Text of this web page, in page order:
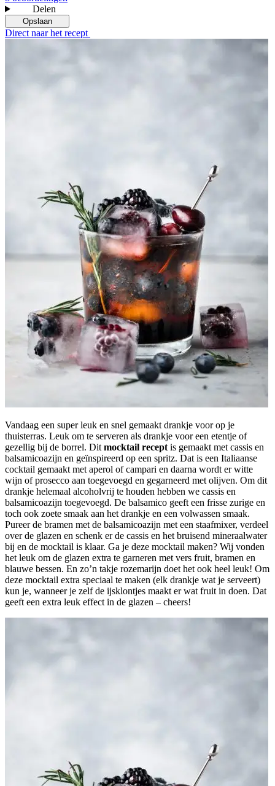
Delen
Opslaan
Direct naar het recept
Vandaag een super leuk en snel gemaakt drankje voor op je
thuisterras. Leuk om te serveren als drankje voor een etentje of
gezellig bij de borrel. Dit mocktail recept is gemaakt met cassis en
balsamicoazijn en geïnspireerd op een spritz. Dat is een Italiaanse
cocktail gemaakt met aperol of campari en daarna wordt er witte
wijn of prosecco aan toegevoegd en gegarneerd met olijven. Om dit
drankje helemaal alcoholvrij te houden hebben we cassis en
balsamicoazijn toegevoegd. De balsamico geeft een frisse zurige en
toch ook zoete smaak aan het drankje en een volwassen smaak.
Pureer de bramen met de balsamicoazijn met een staafmixer, verdeel
over de glazen en schenk er de cassis en het bruisend mineraalwater
bij en de mocktail is klaar. Ga je deze mocktail maken? Wij vonden
het leuk om de glazen extra te garneren met vers fruit, bramen en
blauwe bessen. En zo’n takje rozemarijn doet het ook heel leuk! Om
deze mocktail extra speciaal te maken (elk drankje wat je serveert)
kun je, wanneer je zelf de ijsklontjes maakt er wat fruit in doen. Dat
geeft een extra leuk effect in de glazen – cheers!